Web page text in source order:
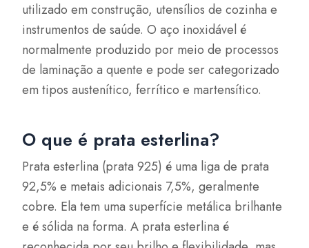
utilizado em construção, utensílios de cozinha e
instrumentos de saúde. O aço inoxidável é
normalmente produzido por meio de processos
de laminação a quente e pode ser categorizado
em tipos austenítico, ferrítico e martensítico.
O que é prata esterlina?
Prata esterlina (prata 925) é uma liga de prata
92,5% e metais adicionais 7,5%, geralmente
cobre. Ela tem uma superfície metálica brilhante
e é sólida na forma. A prata esterlina é